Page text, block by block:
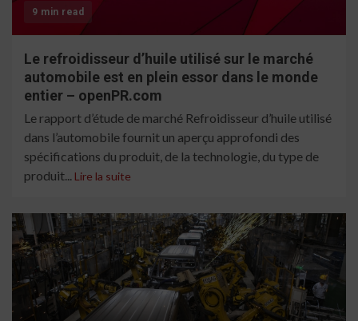
9 min read
Le refroidisseur d’huile utilisé sur le marché
automobile est en plein essor dans le monde
entier – openPR.com
Le rapport d’étude de marché Refroidisseur d’huile utilisé
dans l’automobile fournit un aperçu approfondi des
spécifications du produit, de la technologie, du type de
produit... Lire la suite